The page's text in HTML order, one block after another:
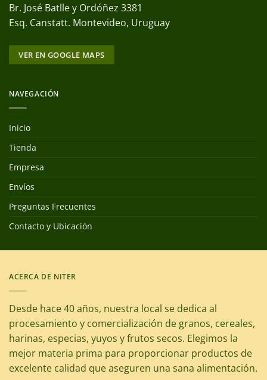
Br. José Batlle y Ordóñez 3381
Esq. Canstatt. Montevideo, Uruguay
VER EN GOOGLE MAPS
NAVEGACIÓN
Inicio
Tienda
Empresa
Envíos
Preguntas Frecuentes
Contacto y Ubicación
ACERCA DE NITER
Desde hace 40 años, nuestra local se dedica al
procesamiento y comercialización de granos, cereales,
harinas, especias, yuyos y frutos secos. Elegimos la
mejor materia prima para proporcionar productos de
excelente calidad que aseguren una sana alimentación.